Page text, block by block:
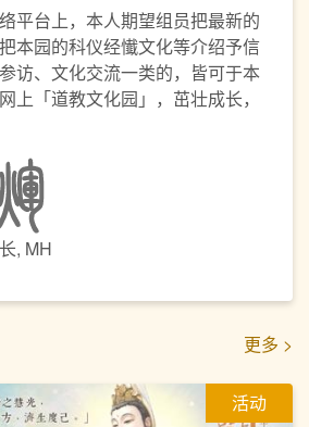
平台上，本人期望组员把最新的
本园的科仪经懴文化等介绍予信
访、文化交流一类的，皆可于本
上「道教文化园」，茁壮成长，
, MH
更多 >
活动